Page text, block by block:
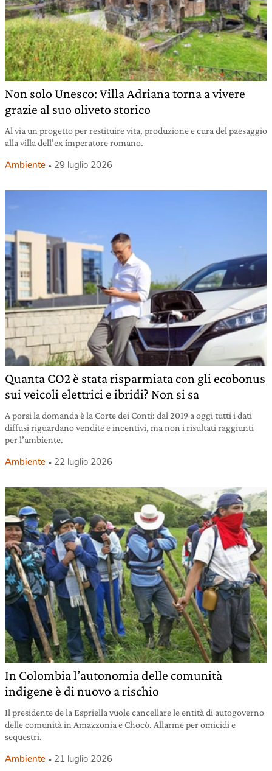
Non solo Unesco: Villa Adriana torna a vivere
grazie al suo oliveto storico
Al via un progetto per restituire vita, produzione e cura del paesaggio
alla villa dell’ex imperatore romano.
Ambiente 29 luglio 2026
Quanta CO2 è stata risparmiata con gli ecobonus
sui veicoli elettrici e ibridi? Non si sa
A porsi la domanda è la Corte dei Conti: dal 2019 a oggi tutti i dati
diffusi riguardano vendite e incentivi, ma non i risultati raggiunti
per l’ambiente.
Ambiente 22 luglio 2026
In Colombia l’autonomia delle comunità
indigene è di nuovo a rischio
Il presidente de la Espriella vuole cancellare le entità di autogoverno
delle comunità in Amazzonia e Chocò. Allarme per omicidi e
sequestri.
Ambiente 21 luglio 2026